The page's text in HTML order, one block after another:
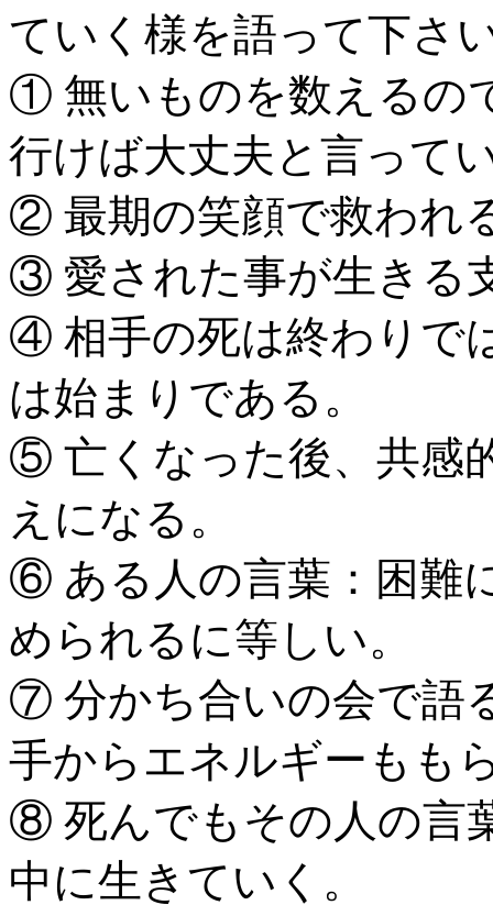
ていく様を語って下さ
① 無いものを数えるの
行けば大丈夫と言って
② 最期の笑顔で救われ
③ 愛された事が生きる
④ 相手の死は終わりで
は始まりである。
⑤ 亡くなった後、共感
えになる。
⑥ ある人の言葉：困難
められるに等しい。
⑦ 分かち合いの会で語
手からエネルギーもも
⑧ 死んでもその人の言
中に生きていく。